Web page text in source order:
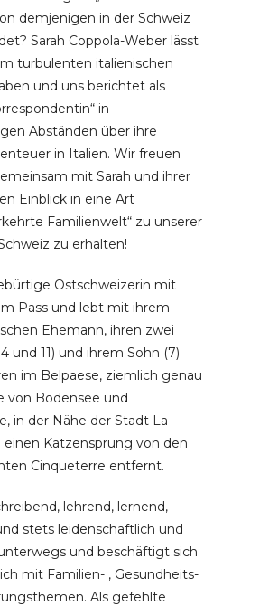
demjenigen in der Schweiz
Sarah Coppola-Weber lässt
turbulenten italienischen
und uns berichtet als
in
Abständen über ihre
in Italien. Wir freuen
mit Sarah und ihrer
Einblick in eine Art
Familienwelt“ zu unserer
zu erhalten!
Ostschweizerin mit
Pass und lebt mit ihrem
Ehemann, ihren zwei
und 11) und ihrem Sohn (7)
im Belpaese, ziemlich genau
von Bodensee und
in der Nähe der Stadt La
einen Katzensprung von den
Cinqueterre entfernt.
lehrend, lernend,
stets leidenschaftlich und
und beschäftigt sich
mit Familien- , Gesundheits-
Als gefehlte